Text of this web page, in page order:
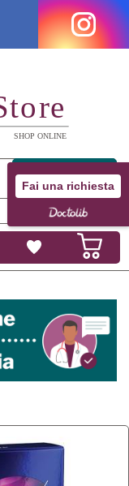
Fai una richiesta